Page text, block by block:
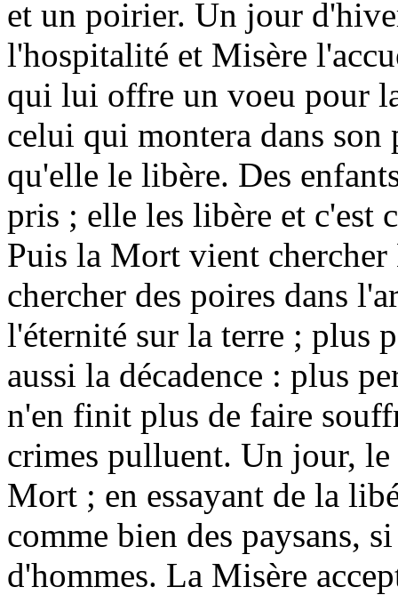
et un poirier. Un jour
l'hospitalité et Misère
qui lui offre un voeu pour
celui qui montera dans
qu'elle le libère. Des
pris ; elle les libère et c'est
Puis la Mort vient
chercher des poires dans
l'éternité sur la terre ; plus
aussi la décadence : plus
n'en finit plus de faire
crimes pulluent. Un jour,
Mort ; en essayant de la
comme bien des paysans,
d'hommes. La Misère